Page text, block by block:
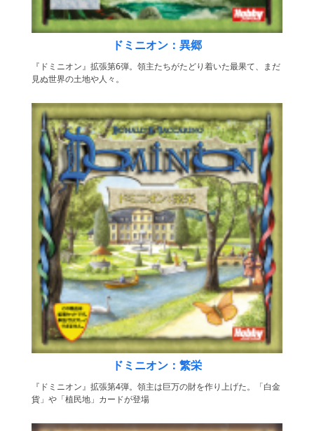
ドミニオン：異郷
『ドミニオン』拡張第6弾。領主たちがたどり着いた最果て、まだ
見ぬ世界の土地や人々。
ドミニオン：繁栄
『ドミニオン』拡張第4弾。領主は巨万の財を作り上げた。「白金
貨」や「植民地」カードが登場